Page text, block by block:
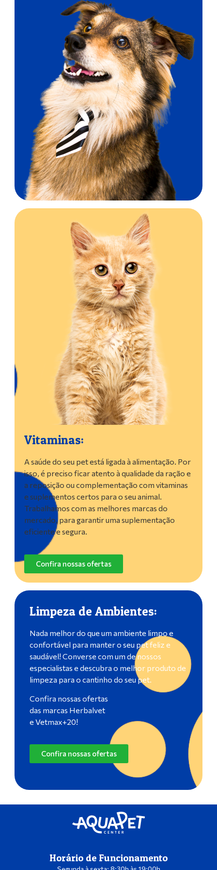
Vitaminas:
A saúde do seu pet está ligada à alimentação. Por
isso, é preciso ficar atento à qualidade da ração e
a reposição ou complementação com vitaminas
e suplementos certos para o seu animal.
Trabalhamos com as melhores marcas do
mercado, para garantir uma suplementação
eficiente e segura.
Confira nossas ofertas
Limpeza de Ambientes:
Nada melhor do que um ambiente limpo e
confortável para manter o seu pet feliz e
saudável! Converse com um de nossos
especialistas e descubra o melhor produto de
limpeza para o cantinho do seu pet.
Confira nossas ofertas
das marcas Herbalvet
e Vetmax+20!
Confira nossas ofertas
Horário de Funcionamento